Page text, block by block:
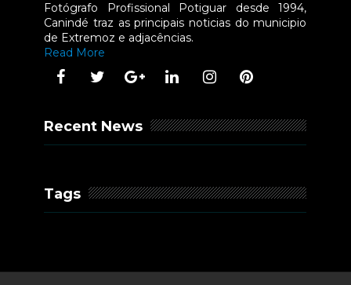
Fotógrafo Profissional Potiguar desde 1994,
Canindé traz as principais noticias do municipio
de Extremoz e adjacências.
Read More
Recent News
Tags